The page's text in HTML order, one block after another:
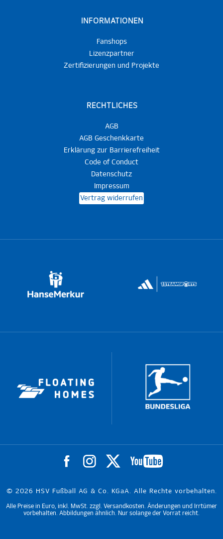
INFORMATIONEN
Fanshops
Lizenzpartner
Zertifizierungen und Projekte
RECHTLICHES
AGB
AGB Geschenkkarte
Erklärung zur Barrierefreiheit
Code of Conduct
Datenschutz
Impressum
Vertrag widerrufen
© 2026 HSV Fußball AG & Co. KGaA. Alle Rechte vorbehalten.
Alle Preise in Euro, inkl. MwSt. zzgl. Versandkosten. Änderungen und Irrtümer
vorbehalten. Abbildungen ähnlich. Nur solange der Vorrat reicht.